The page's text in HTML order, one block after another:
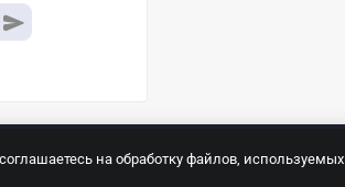
на обработку файлов, используемых